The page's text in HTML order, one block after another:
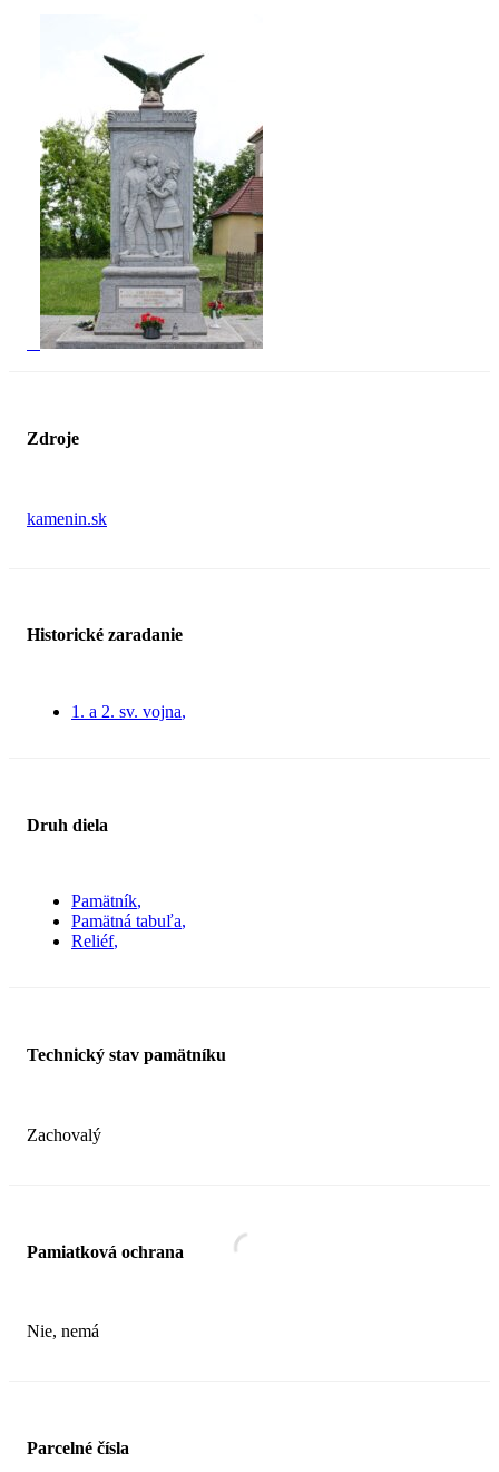
Zdroje
kamenin.sk
Historické zaradanie
1. a 2. sv. vojna
Druh diela
Pamätník
Pamätná tabuľa
Reliéf
Technický stav pamätníku
Zachovalý
Pamiatková ochrana
Nie, nemá
Parcelné čísla